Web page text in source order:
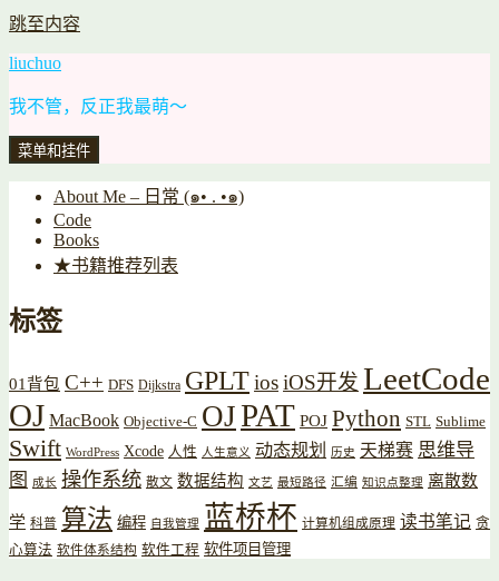
跳至内容
liuchuo
我不管，反正我最萌～
菜单和挂件
About Me – 日常 (๑• . •๑)
Code
Books
★书籍推荐列表
标签
01背包 C++ DFS Dijkstra GPLTiosiOS开发 LeetCode
OJ MacBook Objective-C OJPAT POJ Python STL Sublime
Swift WordPress Xcode 人性 人生意义 动态规划 历史 天梯赛 思维导
图
成长 操作系统 散文 数据结构 文艺 最短路径 汇编 知识点整理 离散数
学 科普 算法 编程 自我管理 蓝桥杯 计算机组成原理 读书笔记 贪
心算法 软件体系结构 软件工程 软件项目管理